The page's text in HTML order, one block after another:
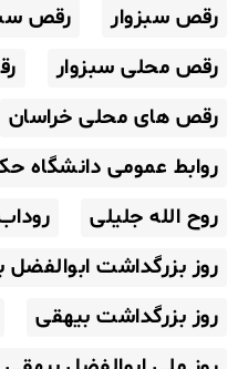
رقص سبزوار
رقص
رقص محلی سبزوار
رقص های محلی خراسان
روابط عمومی دانشگاه
روح الله جلیلی
روز بزرگداشت ابوالفضل
روز بزرگداشت بیهقی